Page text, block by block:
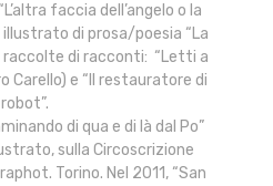
faccia dell’angelo o la
di prosa/poesia “La
raccolte di racconti: “Letti a
Carello) e “Il restauratore di
robot”.
di qua e di là dal Po”
sulla Circoscrizione
Torino. Nel 2011, “San